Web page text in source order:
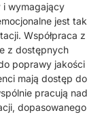
i wymagający
jest tak
Współpraca z
z dostępnych
poprawy jakości
mają dostęp do
pracują nad
dopasowanego